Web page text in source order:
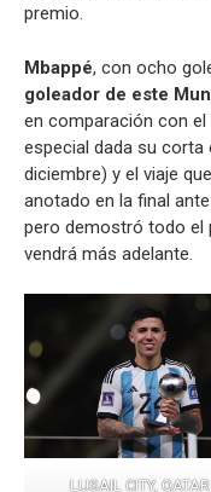
premio.
Mbappé, con ocho
goleador de este
en comparación con el
especial dada su corta
diciembre) y el viaje
anotado en la final
pero demostró todo el
vendrá más adelante.
LUSAIL CITY,